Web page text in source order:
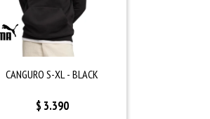
CANGURO S-XL - BLACK
$ 3.390